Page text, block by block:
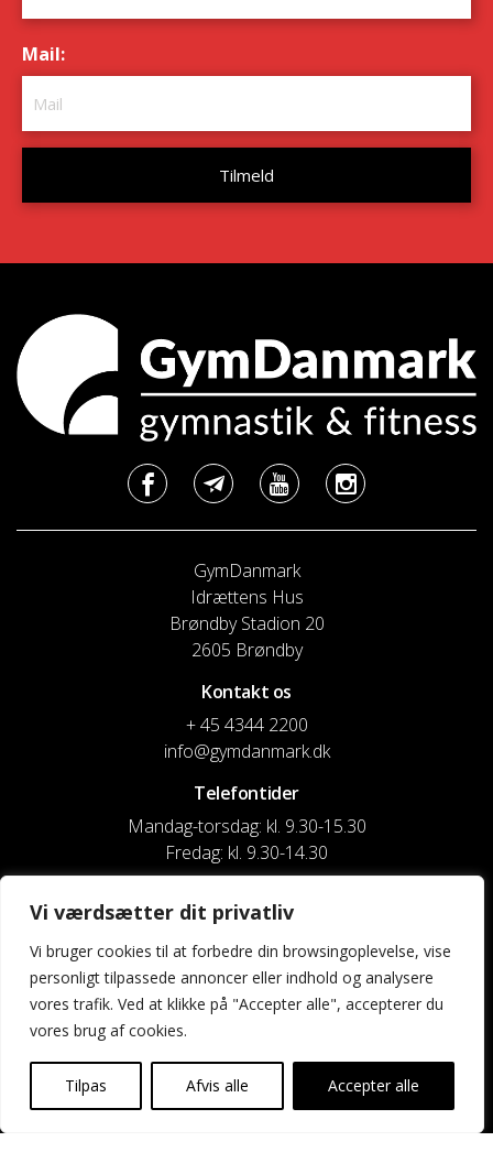
Vi værdsætter dit privatliv
Vi bruger cookies til at forbedre din browsingoplevelse, vise
personligt tilpassede annoncer eller indhold og analysere
vores trafik. Ved at klikke på "Accepter alle", accepterer du
vores brug af cookies.
Tilpas Afvis alle Accepter alle
Mail:
GymDanmark
Idrættens Hus
Brøndby Stadion 20
2605 Brøndby
Kontakt os
+ 45 4344 2200
info@gymdanmark.dk
Telefontider
Mandag-torsdag: kl. 9.30-15.30
Fredag: kl. 9.30-14.30
CVR nr. 20916818
Reg. & Kontonr.: 4180 3119119022
Privatlivspolitik og cookies
Kontakt os
Kalender